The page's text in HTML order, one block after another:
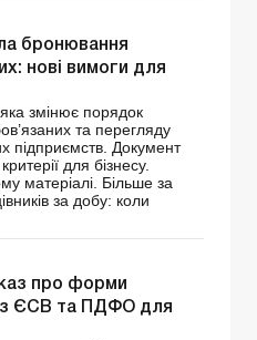
бронювання
нові вимоги для
змінює порядок
та перегляду
підприємств. Документ
для бізнесу.
матеріалі. Більше за
за добу: коли
про форми
з ЄСВ та ПДФО для